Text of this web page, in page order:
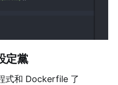
定黨
式和 Dockerfile 了